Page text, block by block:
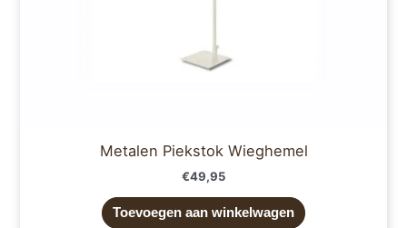
Metalen Piekstok Wieghemel
€49,95
Toevoegen aan winkelwagen